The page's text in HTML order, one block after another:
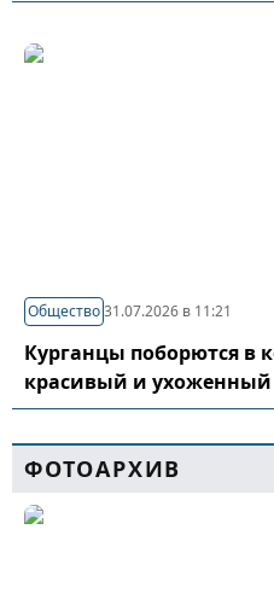
Общество31.07.2026 в 11:21
Курганцы поборются в
красивый и
ФОТОАРХИВ